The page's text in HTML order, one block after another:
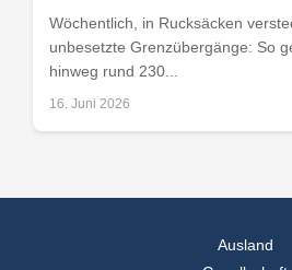
Wöchentlich, in Rucksäcken
unbesetzte Grenzübergänge: So
hinweg rund 230...
16. Juni 2026
Ausland